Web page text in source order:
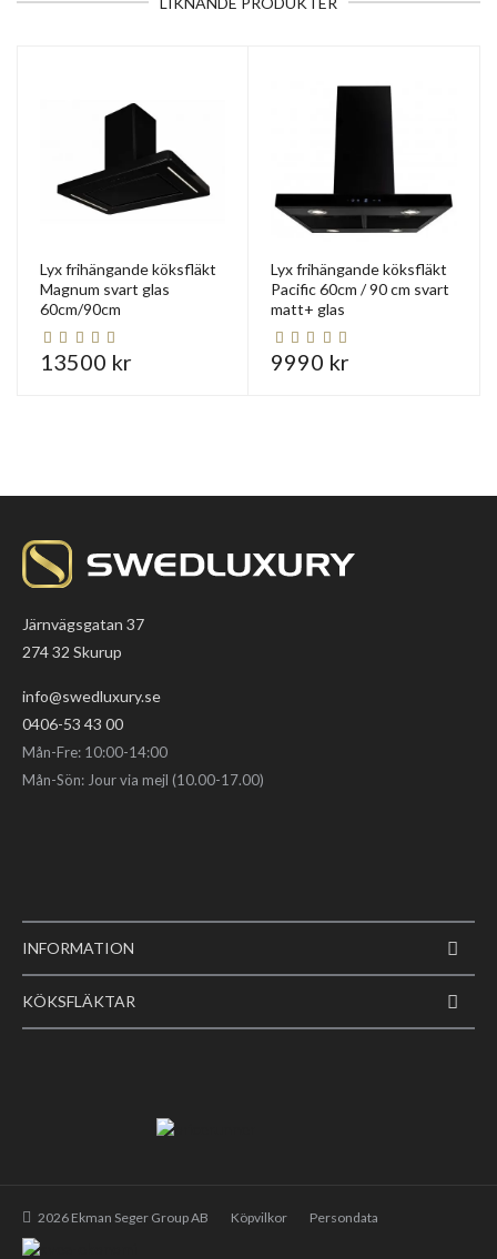
Lyx frihängande köksfläkt
Magnum svart glas
60cm/90cm
13500 kr
Lyx frihängande köksfläkt
Pacific 60cm / 90 cm svart
matt+ glas
9990 kr
Järnvägsgatan 37
274 32 Skurup
info@swedluxury.se
0406-53 43 00
Mån-Fre: 10:00-14:00
Mån-Sön: Jour via mejl (10.00-17.00)
INFORMATION
KÖKSFLÄKTAR
2026 Ekman Seger Group AB Köpvilkor Persondata